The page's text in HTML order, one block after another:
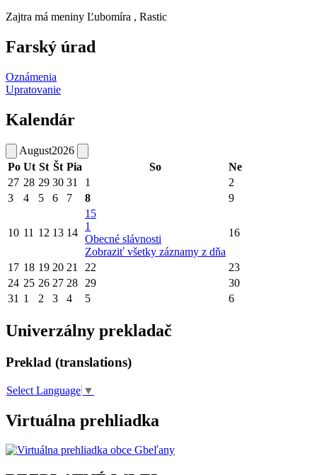
Zajtra má meniny Ľubomíra , Rastic
Farský úrad
Oznámenia
Upratovanie
Kalendár
August2026
Po Ut St Št Pia So
Ne
27 28 29 30 31 1
2
3
4 5 6 7 8 9
10 11 12 13 14
15
1
Obecné slávnosti
Zobraziť všetky záznamy z dňa
16
17 18 19 20 21 22
23
24 25 26 27 28 29
30
31 1 2 3 4 5 6
Univerzálny prekladač
Preklad (translations)
Select Language ▼
Virtuálna prehliadka